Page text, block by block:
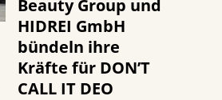
Beauty Group und
HIDREI GmbH
bündeln ihre
Kräfte für DON’T
CALL IT DEO